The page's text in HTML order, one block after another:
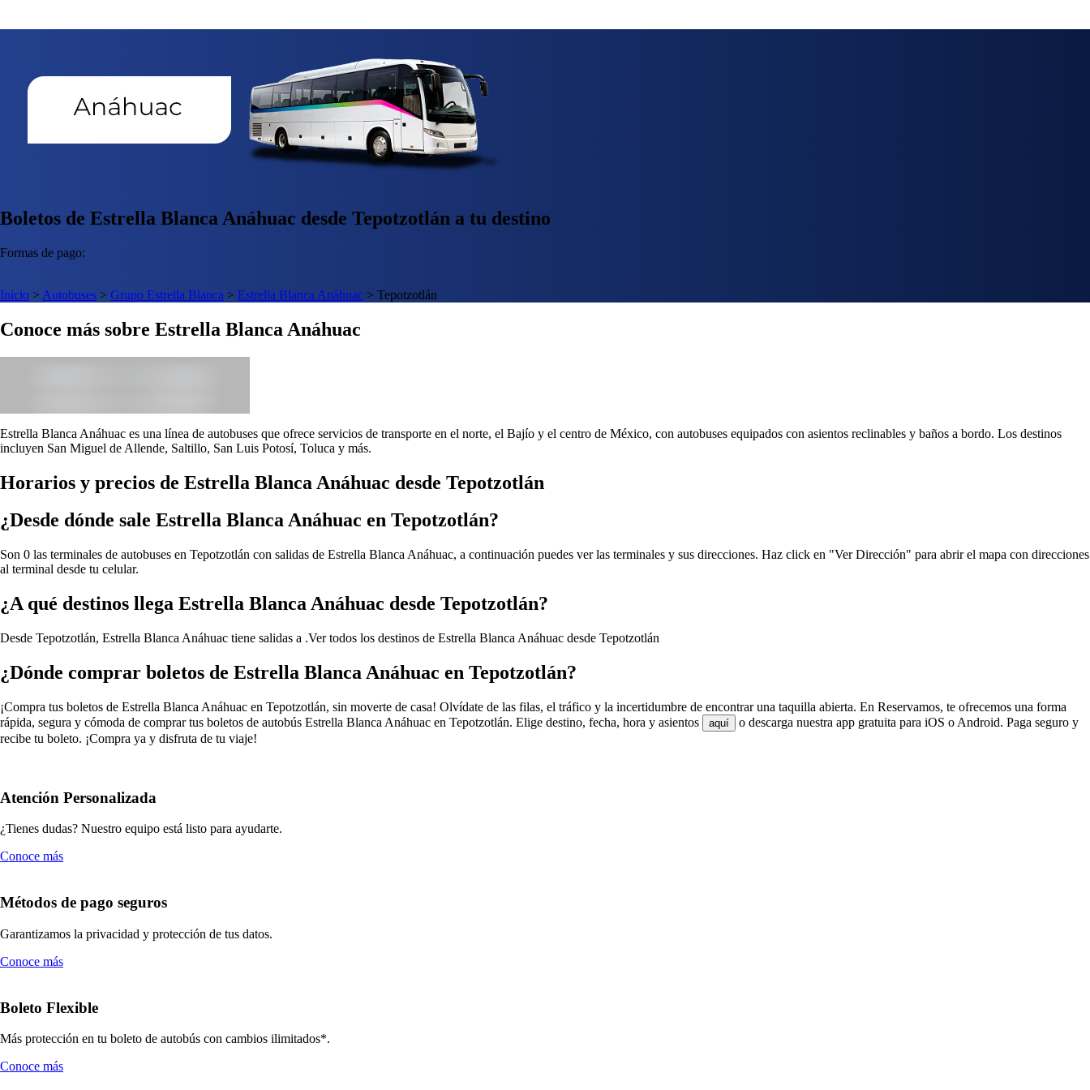
Boletos de Estrella Blanca Anáhuac desde Tepotzotlán a tu destino
Formas de pago:
Inicio > Autobuses > Grupo Estrella Blanca > Estrella Blanca Anáhuac > Tepotzotlán
Conoce más sobre Estrella Blanca Anáhuac
Estrella Blanca Anáhuac es una línea de autobuses que ofrece servicios de transporte en el norte, el Bajío y el centro de México, con autobuses equipados con asientos reclinables y baños a bordo. Los destinos
incluyen San Miguel de Allende, Saltillo, San Luis Potosí, Toluca y más.
Horarios y precios de Estrella Blanca Anáhuac desde Tepotzotlán
¿Desde dónde sale Estrella Blanca Anáhuac en Tepotzotlán?
Son 0 las terminales de autobuses en Tepotzotlán con salidas de Estrella Blanca Anáhuac, a continuación puedes ver las terminales y sus direcciones. Haz click en "Ver Dirección" para abrir el mapa con direcciones
al terminal desde tu celular.
¿A qué destinos llega Estrella Blanca Anáhuac desde Tepotzotlán?
Desde Tepotzotlán, Estrella Blanca Anáhuac tiene salidas a .Ver todos los destinos de Estrella Blanca Anáhuac desde Tepotzotlán
¿Dónde comprar boletos de Estrella Blanca Anáhuac en Tepotzotlán?
¡Compra tus boletos de Estrella Blanca Anáhuac en Tepotzotlán, sin moverte de casa! Olvídate de las filas, el tráfico y la incertidumbre de encontrar una taquilla abierta. En Reservamos, te ofrecemos una forma
rápida, segura y cómoda de comprar tus boletos de autobús Estrella Blanca Anáhuac en Tepotzotlán. Elige destino, fecha, hora y asientos
aquí
o descarga nuestra app gratuita para iOS o Android. Paga seguro y
recibe tu boleto. ¡Compra ya y disfruta de tu viaje!
Atención Personalizada
¿Tienes dudas? Nuestro equipo está listo para ayudarte.
Conoce más
Métodos de pago seguros
Garantizamos la privacidad y protección de tus datos.
Conoce más
Boleto Flexible
Más protección en tu boleto de autobús con cambios ilimitados*.
Conoce más